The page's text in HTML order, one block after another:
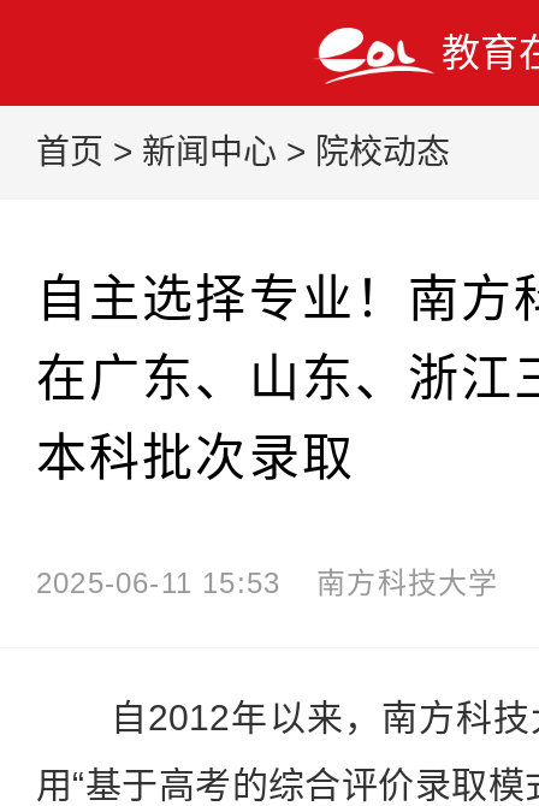
教育
首页 > 新闻中心 > 院校动态
自主选择专业！南方
在广东、山东、浙江
本科批次录取
2025-06-11 15:53 南方科技大学
自2012年以来，南方科技
用“基于高考的综合评价录取